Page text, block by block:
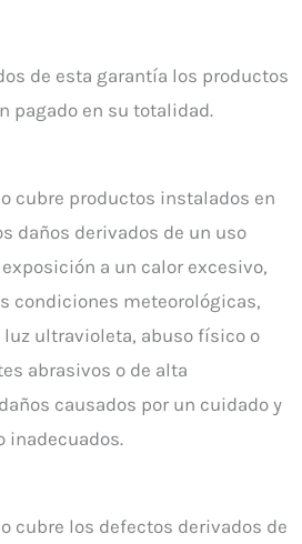
de esta garantía los productos
pagado en su totalidad.
cubre productos instalados en
daños derivados de un uso
a un calor excesivo,
condiciones meteorológicas,
luz ultravioleta, abuso físico o
abrasivos o de alta
causados por un cuidado y
inadecuados.
cubre los defectos derivados de